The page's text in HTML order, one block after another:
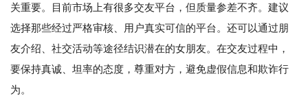
关重要。目前市场上有很多交友平台，但质量参差不齐。建议
选择那些经过严格审核、用户真实可信的平台。还可以通过朋
友介绍、社交活动等途径结识潜在的女朋友。在交友过程中，
要保持真诚、坦率的态度，尊重对方，避免虚假信息和欺诈行
为。